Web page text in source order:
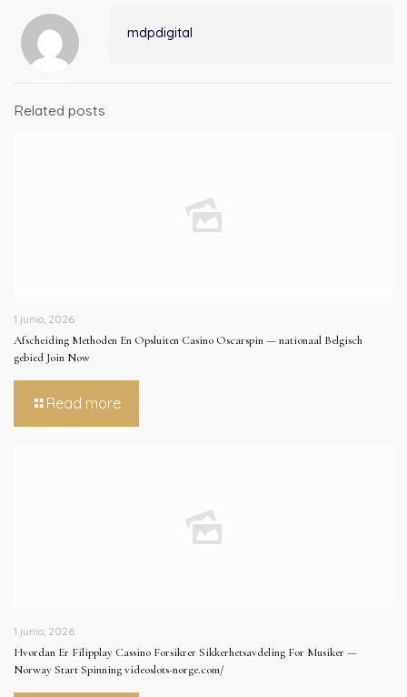
mdpdigital
Related posts
1 junio, 2026
Afscheiding Methoden En Opsluiten Casino Oscarspin — nationaal Belgisch
gebied Join Now
Read more
1 junio, 2026
Hvordan Er Filipplay Cassino Forsikrer Sikkerhetsavdeling For Musiker —
Norway Start Spinning videoslots-norge.com/